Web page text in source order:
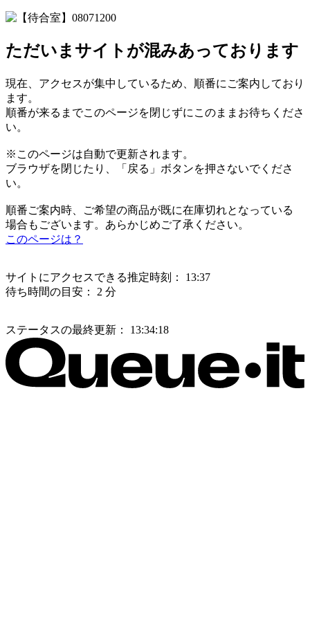
ただいまサイトが混みあっております
現在、アクセスが集中しているため、順番にご案内しており
ます。
順番が来るまでこのページを閉じずにこのままお待ちくださ
い。
※このページは自動で更新されます。
ブラウザを閉じたり、「戻る」ボタンを押さないでくださ
い。
順番ご案内時、ご希望の商品が既に在庫切れとなっている
場合もございます。あらかじめご了承ください。
このページは？
サイトにアクセスできる推定時刻：
13:37
待ち時間の目安：
2 分
ステータスの最終更新： 13:34:18